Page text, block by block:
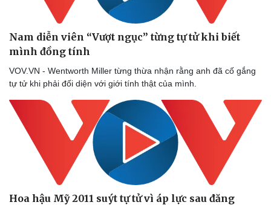
Phòng mạch online
Ăn sạch sống khỏe
Nam diễn viên “Vượt ngục” từng tự tử khi biết
mình đồng tính
VOV.VN - Wentworth Miller từng thừa nhận rằng anh đã cố gắng
tự tử khi phải đối diện với giới tính thật của mình.
Hoa hậu Mỹ 2011 suýt tự tử vì áp lực sau đăng